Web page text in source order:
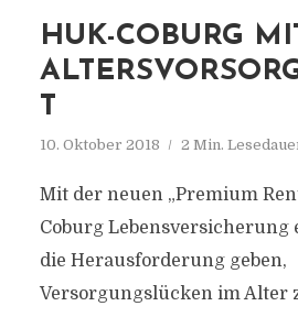
HUK-COBURG
T
10. Oktober 2018 2 Min.
Mit der neuen „Premium
Coburg Lebensversicherung
die Herausforderung geben,
Versorgungslücken im Alter